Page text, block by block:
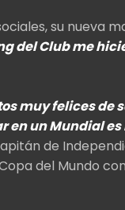
su nueva
del Club me
muy felices de
en un Mundial
de
del Mundo